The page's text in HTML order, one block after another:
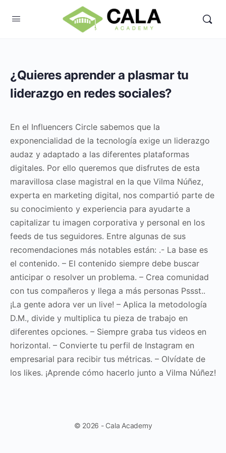
¿Quieres aprender a plasmar tu
liderazgo en redes sociales?
En el Influencers Circle sabemos que la
exponencialidad de la tecnología exige un liderazgo
audaz y adaptado a las diferentes plataformas
digitales. Por ello queremos que disfrutes de esta
maravillosa clase magistral en la que Vilma Núñez,
experta en marketing digital, nos compartió parte de
su conocimiento y experiencia para ayudarte a
capitalizar tu imagen corporativa y personal en los
feeds de tus seguidores. Entre algunas de sus
recomendaciones más notables están: .- La base es
el contenido. – El contenido siempre debe buscar
anticipar o resolver un problema. – Crea comunidad
con tus compañeros y llega a más personas Pssst..
¡La gente adora ver un live! – Aplica la metodología
D.M., divide y multiplica tu pieza de trabajo en
diferentes opciones. – Siempre graba tus videos en
horizontal. – Convierte tu perfil de Instagram en
empresarial para recibir tus métricas. – Olvídate de
los likes. ¡Aprende cómo hacerlo junto a Vilma Núñez!
© 2026 - Cala Academy